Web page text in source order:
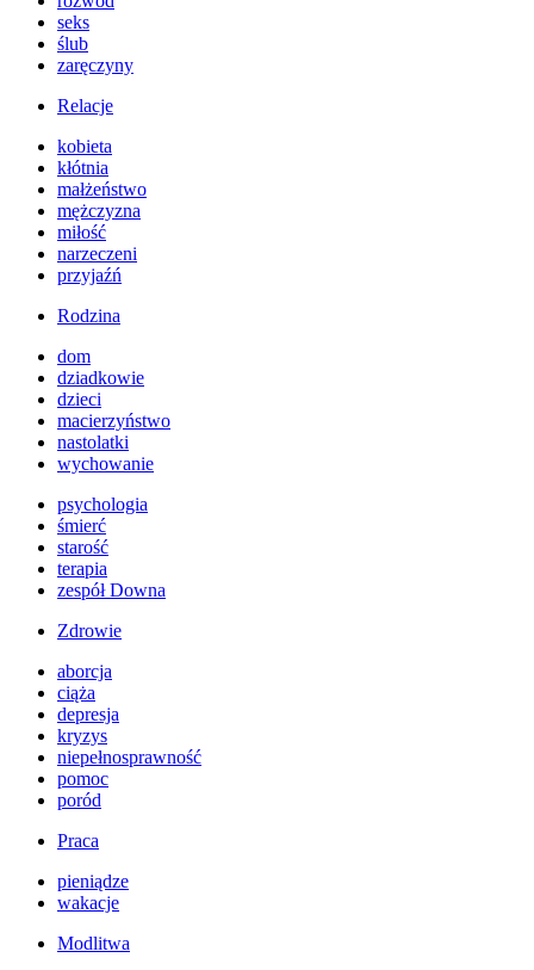
seks
ślub
zaręczyny
Relacje
kobieta
kłótnia
małżeństwo
mężczyzna
miłość
narzeczeni
przyjaźń
Rodzina
dom
dziadkowie
dzieci
macierzyństwo
nastolatki
wychowanie
psychologia
śmierć
starość
terapia
zespół Downa
Zdrowie
aborcja
ciąża
depresja
kryzys
niepełnosprawność
pomoc
poród
Praca
pieniądze
wakacje
Modlitwa